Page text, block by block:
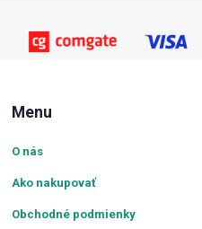
Menu
O nás
Ako nakupovať
Obchodné podmienky